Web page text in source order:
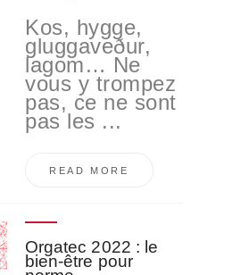
Kos, hygge,
gluggaveður,
lagom… Ne
vous y trompez
pas, ce ne sont
pas les ...
READ MORE
Orgatec 2022 : le
bien-être pour